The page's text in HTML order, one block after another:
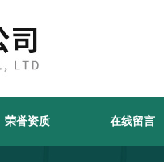
荣誉资质 在线留言